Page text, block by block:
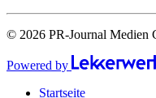
© 2026 PR-Journal Medien
Powered by
Startseite